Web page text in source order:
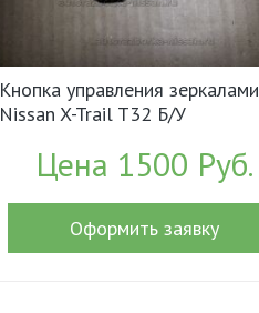
Кнопка управления зеркалами
Nissan X-Trail T32 Б/У
Цена 1500 Руб.
Оформить заявку